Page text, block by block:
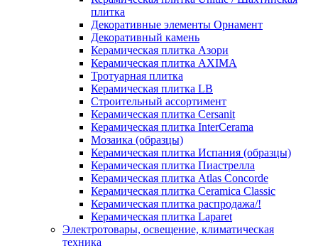
плитка
Декоративные элементы Орнамент
Декоративный камень
Керамическая плитка Азори
Керамическая плитка AXIMA
Тротуарная плитка
Керамическая плитка LB
Строительный ассортимент
Керамическая плитка Cersanit
Керамическая плитка InterCerama
Мозаика (образцы)
Керамическая плитка Испания (образцы)
Керамическая плитка Пиастрелла
Керамическая плитка Atlas Concorde
Керамическая плитка Ceramica Classic
Керамическая плитка распродажа/!
Керамическая плитка Laparet
Электротовары, освещение, климатическая
техника